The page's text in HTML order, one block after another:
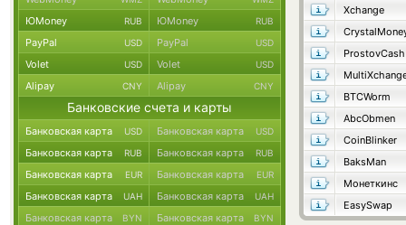
Xchange
ProstovCash
BTCWorm
AbcObmen
CoinBlinker
BaksMan
Монеткинс
EasySwap
ЮMoney RUB ЮMoney RUB
PayPal USD PayPal USD
Volet USD Volet USD
Alipay CNY Alipay CNY
Банковские счета и карты
Банковская карта USD Банковская карта USD
Банковская карта RUB Банковская карта RUB
Банковская карта EUR Банковская карта EUR
Банковская карта UAH Банковская карта UAH
Банковская карта BYN Банковская карта BYN